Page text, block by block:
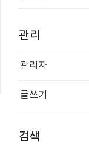
관리
관리자
글쓰기
검색